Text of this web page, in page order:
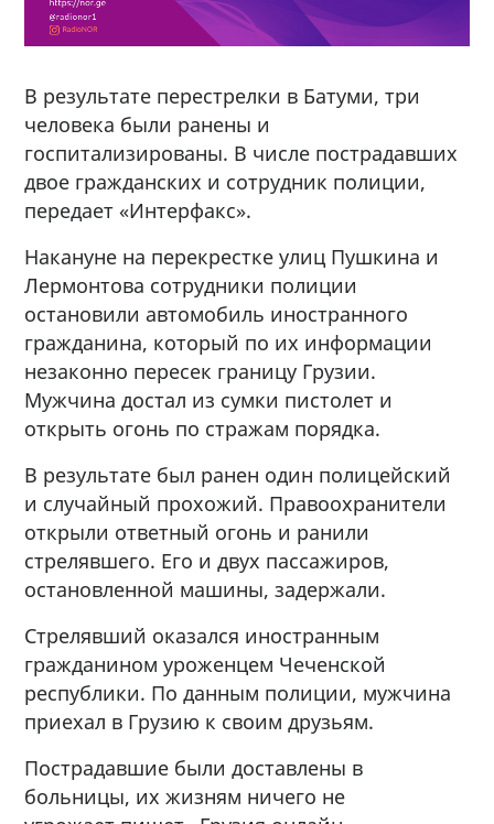
В результате перестрелки в Батуми, три
человека были ранены и
госпитализированы. В числе пострадавших
двое гражданских и сотрудник полиции,
передает «Интерфакс».
Накануне на перекрестке улиц Пушкина и
Лермонтова сотрудники полиции
остановили автомобиль иностранного
гражданина, который по их информации
незаконно пересек границу Грузии.
Мужчина достал из сумки пистолет и
открыть огонь по стражам порядка.
В результате был ранен один полицейский
и случайный прохожий. Правоохранители
открыли ответный огонь и ранили
стрелявшего. Его и двух пассажиров,
остановленной машины, задержали.
Стрелявший оказался иностранным
гражданином уроженцем Чеченской
республики. По данным полиции, мужчина
приехал в Грузию к своим друзьям.
Пострадавшие были доставлены в
больницы, их жизням ничего не